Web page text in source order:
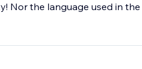
Nor the language used in the